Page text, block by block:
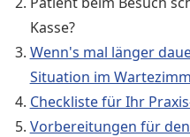
Kasse?
Wenn's mal länger
Situation im
Checkliste für Ihr
Vorbereitungen für